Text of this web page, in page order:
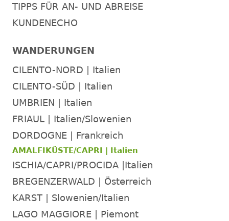
TIPPS FÜR AN- UND ABREISE
KUNDENECHO
WANDERUNGEN
CILENTO-NORD | Italien
CILENTO-SÜD | Italien
UMBRIEN | Italien
FRIAUL | Italien/Slowenien
DORDOGNE | Frankreich
AMALFIKÜSTE/CAPRI | Italien
ISCHIA/CAPRI/PROCIDA |Italien
BREGENZERWALD | Österreich
KARST | Slowenien/Italien
LAGO MAGGIORE | Piemont